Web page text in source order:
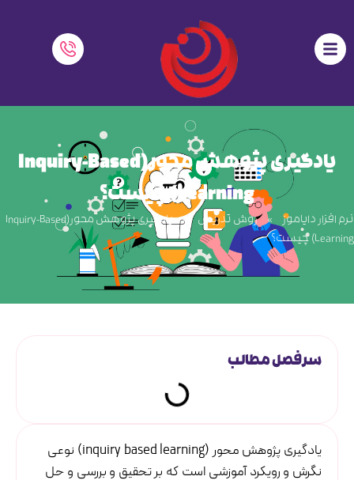
یادگیری پژوهش محور(Inquiry-Based
Learning) چیست؟
نرم افزار دایاموز » روش تدریس »
یادگیری پژوهش محور(Inquiry-Based
Learning) چیست؟
سرفصل مطالب
یادگیری پژوهش محور (inquiry based learning) نوعی
نگرش و رویکرد آموزشی است که بر تحقیق و بررسی و حل